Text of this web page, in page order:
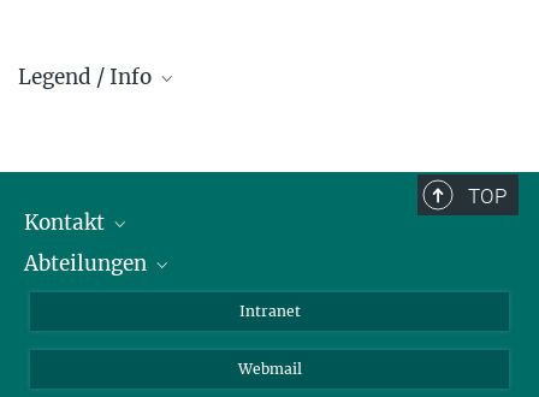
Legend / Info
Z- ~ Central building (Zentralgebäude)
AS23a- ~ Berlin (SupraFAB)
TOP
Kontakt
Mitarbeiterverzeichnis
Abteilungen
Biomolekulare Systeme
Kolloidchemie
Intranet
Webmail